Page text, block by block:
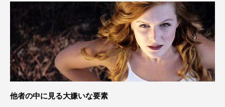
他者の中に見る大嫌いな要素